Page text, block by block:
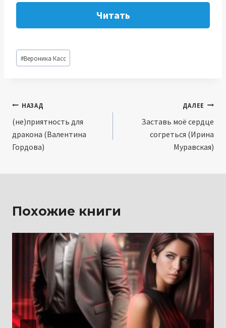
Читать
Метки
записи:
#Вероника Касс
Навигация
по
записям
НАЗАД
(не)приятность для
дракона (Валентина
Гордова)
ДАЛЕЕ
Заставь моё сердце
согреться (Ирина
Муравская)
Похожие книги